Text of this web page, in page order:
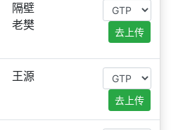
隔壁
老樊
去上传
王源
去上传